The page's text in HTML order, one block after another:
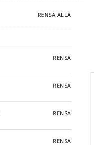
RENSA ALLA
RENSA
RENSA
RENSA
RENSA